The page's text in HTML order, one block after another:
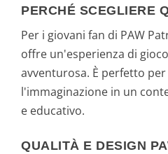
PERCHÉ SCEGLIERE
Per i giovani fan di PAW
offre un'esperienza di
avventurosa. È perfetto
l'immaginazione in un
e educativo.
QUALITÀ E DESIGN